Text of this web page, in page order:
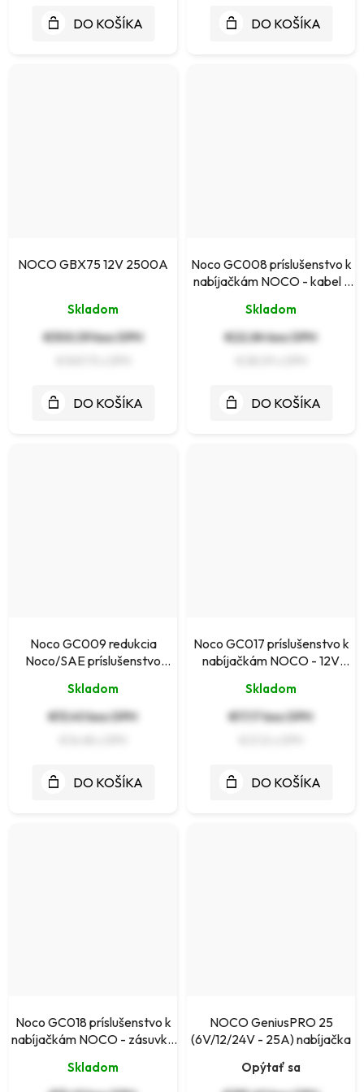
DO KOŠÍKA DO KOŠÍKA
NOCO GBX75 12V 2500A
Skladom
€300,59 bez DPH
DO KOŠÍKA
Noco GC008 príslušenstvo k
nabíjačkám NOCO - kabel s
Skladom
€22,84 bez DPH
DO KOŠÍKA
Noco GC009 redukcia
Noco/SAE príslušenstvo
Skladom
€13,40 bez DPH
DO KOŠÍKA
Noco GC017 príslušenstvo k
nabíjačkám NOCO - 12V
svorkami
Skladom
€17,17 bez DPH
DO KOŠÍKA
Noco GC018 príslušenstvo k
nabíjačkám NOCO - zásuvka
Skladom
NOCO GeniusPRO 25
(6V/12/24V - 25A) nabíjačka
Opýtať sa